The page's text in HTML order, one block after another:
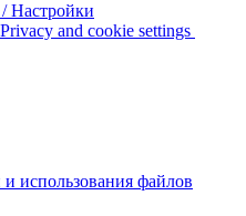
/ Настройки
and cookie settings
использования файлов